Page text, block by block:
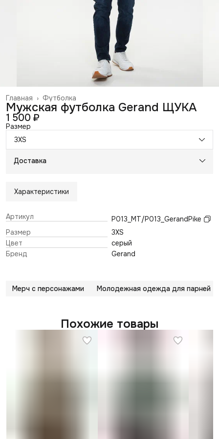
Футболка
Главная ›
Мужская футболка Gerand ЩУКА
1 500 ₽
Размер
3XS
Доставка
Характеристики
Артикул
P013_MT/P013_GerandPike
Размер
3XS
Цвет
серый
Бренд
Gerand
Мерч с персонажами Молодежная одежда для парней
Похожие товары